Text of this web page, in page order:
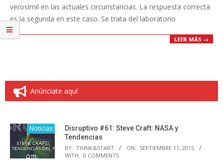
verosímil en las actuales circunstancias. La respuesta correcta
es la segunda en este caso. Se trata del laboratorio
LEER MÁS →
Anúnciate aquí
Noticias
Disruptivo #61: Steve Craft: NASA y
Tendencias
BY: THINK&START ON: SEPTIEMBRE 11, 2015
WITH: 0 COMMENTS